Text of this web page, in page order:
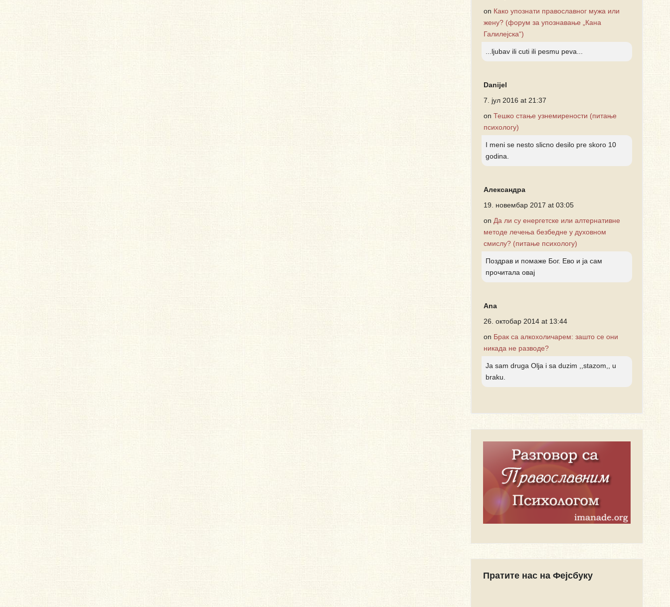
on Како упознати православног мужа или
жену? (форум за упознавање „Кана
Галилејска“)
...ljubav ili cuti ili pesmu peva...
Danijel
7. јул 2016 at 21:37
onТешко стање узнемирености (питање
психологу)
I meni se nesto slicno desilo pre skoro 10
godina.
Александра
19. новембар 2017 at 03:05
on Да ли су енергетске или алтернативне
методе лечења безбедне у духовном
смислу? (питање психологу)
Поздрав и помаже Бог. Ево и ја сам
прочитала овај
Ana
26. октобар 2014 at 13:44
on Брак са алкохоличарем: зашто се они
никада не разводе?
Ja sam druga Olja i sa duzim ,,stazom,, u
braku.
Пратите нас на Фејсбуку